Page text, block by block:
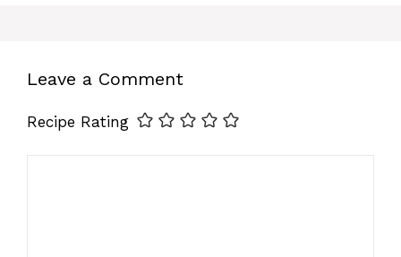
Leave a Comment
Recipe Rating